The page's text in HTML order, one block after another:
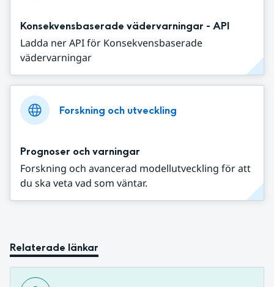
Konsekvensbaserade vädervarningar - API
Ladda ner API för Konsekvensbaserade
vädervarningar
Forskning och utveckling
Prognoser och varningar
Forskning och avancerad modellutveckling för att
du ska veta vad som väntar.
Relaterade länkar